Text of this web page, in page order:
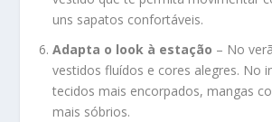
uns sapatos confortáveis.
Adapta o look à estação – No
vestidos fluídos e cores alegres. No
tecidos mais encorpados, mangas
mais sóbrios.